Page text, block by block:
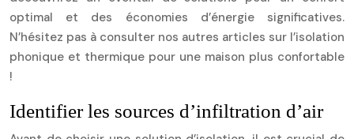
optimal et des économies d’énergie significatives.
N’hésitez pas à consulter nos autres articles sur l’isolation
phonique et thermique pour une maison plus confortable
!
Identifier les sources d’infiltration d’air